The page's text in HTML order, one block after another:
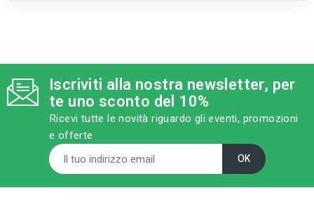
category
MODELLO
cm 14
sell
CATEGORIA PRODOTTO
Cazzuole e frattoni
category
MODELLO
cm 16
Cazzuole e frattoni
Iscriviti alla nostra newsletter, per
te uno sconto del 10%
Ricevi tutte le novità riguardo gli eventi, promozioni
e offerte